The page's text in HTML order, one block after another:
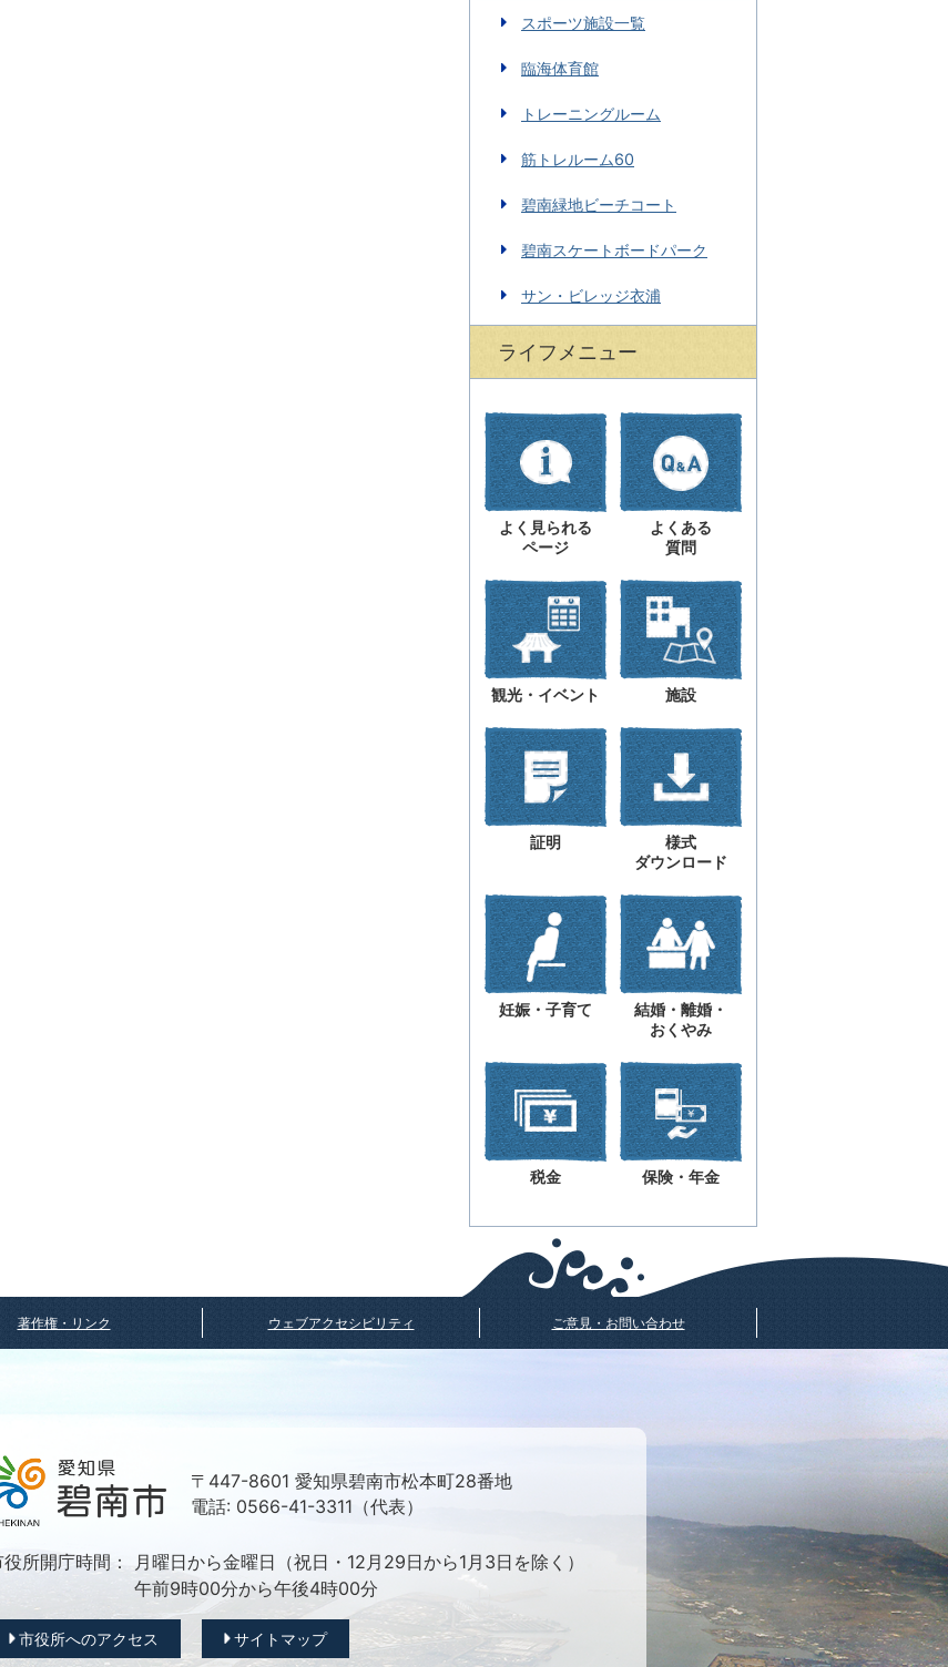
スポーツ施設一覧
臨海体育館
トレーニングルーム
筋トレルーム60
碧南緑地ビーチコート
碧南スケートボードパーク
サン・ビレッジ衣浦
ライフメニュー
よく見られる
ページ
よくある
質問
観光・イベント 施設
証明
様式
ダウンロード
妊娠・子育て
結婚・離婚・
おくやみ
税金 保険・年金
著作権・リンク ウェブアクセシビリティ ご意見・お問い合わせ
〒447-8601 愛知県碧南市松本町28番地
電話: 0566-41-3311（代表）
所開庁時間：
月曜日から金曜日（祝日・12月29日から1月3日を除く）
午前9時00分から午後4時00分
市役所へのアクセス サイトマップ